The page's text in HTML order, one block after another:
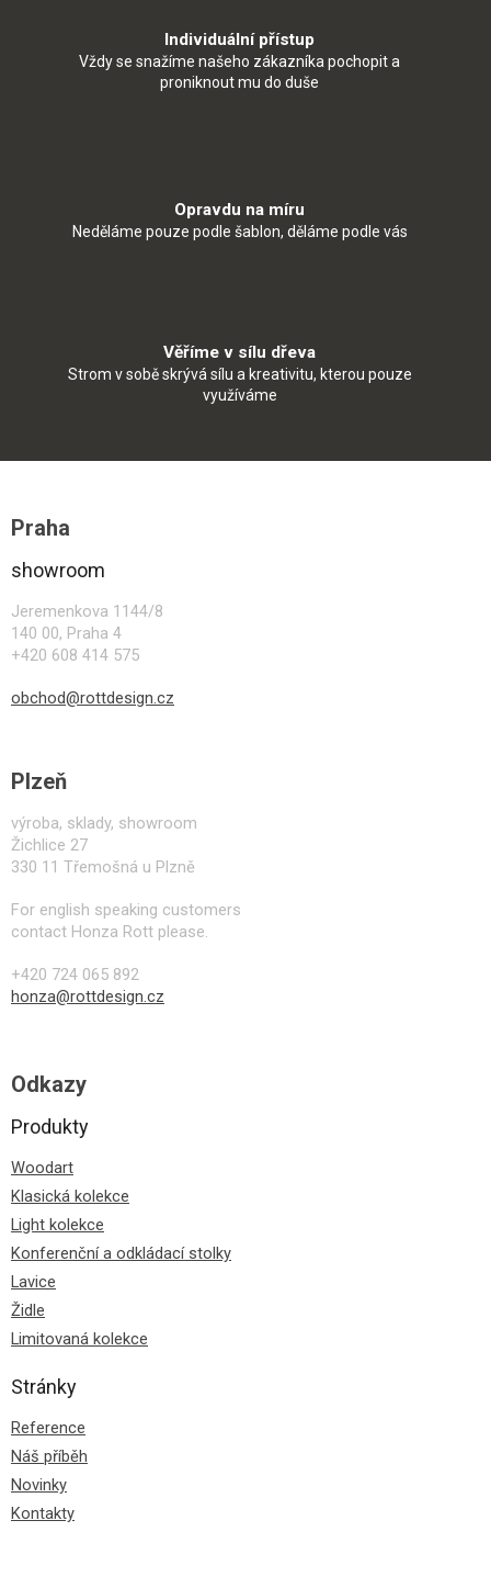
Individuální přístup
Vždy se snažíme našeho zákazníka pochopit a
proniknout mu do duše
Opravdu na míru
Neděláme pouze podle šablon, děláme podle vás
Věříme v sílu dřeva
Strom v sobě skrývá sílu a kreativitu, kterou pouze
využíváme
Praha
showroom
Jeremenkova 1144/8
140 00, Praha 4
+420 608 414 575
obchod@rottdesign.cz
Plzeň
výroba, sklady, showroom
Žichlice 27
330 11 Třemošná u Plzně
For english speaking customers
contact Honza Rott please.
+420 724 065 892
honza@rottdesign.cz
Odkazy
Produkty
Woodart
Klasická kolekce
Light kolekce
Konferenční a odkládací stolky
Lavice
Židle
Limitovaná kolekce
Stránky
Reference
Náš příběh
Novinky
Kontakty